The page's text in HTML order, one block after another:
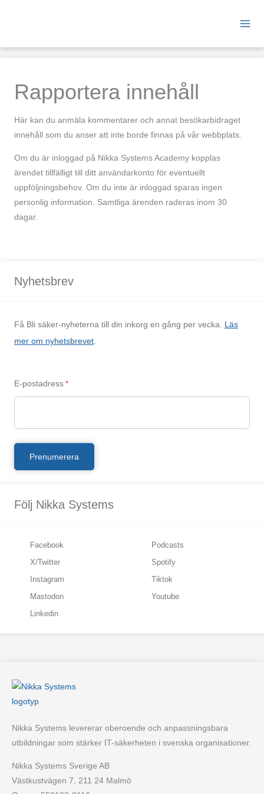
Rapportera innehåll
Här kan du anmäla kommentarer och annat besökarbidraget
innehåll som du anser att inte borde finnas på vår webbplats.
Om du är inloggad på Nikka Systems Academy kopplas
ärendet tillfälligt till ditt användarkonto för eventuellt
uppföljningsbehov. Om du inte är inloggad sparas ingen
personlig information. Samtliga ärenden raderas inom 30
dagar.
Nyhetsbrev
Få Bli säker-nyheterna till din inkorg en gång per vecka. Läs
mer om nyhetsbrevet
E-postadress *
Följ Nikka Systems
Facebook
X/Twitter
Instagram
Mastodon
Linkedin
Podcasts
Spotify
Tiktok
Youtube
Nikka Systems levererar oberoende och anpassningsbara
utbildningar som stärker IT-säkerheten i svenska organisationer.
Nikka Systems Sverige AB
Västkustvägen 7, 211 24 Malmö